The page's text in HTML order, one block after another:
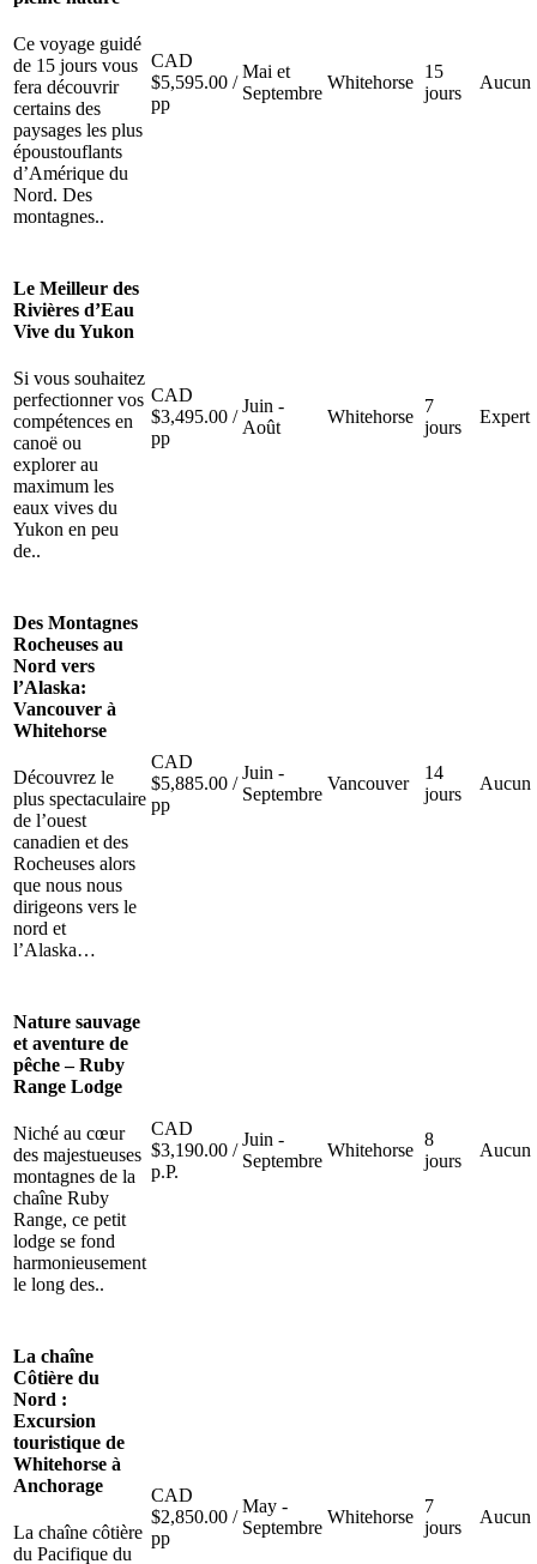
Ce voyage guidé
de 15 jours vous
fera découvrir
certains des
paysages les plus
époustouflants
d’Amérique du
Nord. Des
montagnes..
CAD
$5,595.00 /
pp
Mai et
Septembre
Whitehorse
15
jours
Aucun
Le Meilleur des
Rivières d’Eau
Vive du Yukon
Si vous souhaitez
perfectionner vos
compétences en
canoë ou
explorer au
maximum les
eaux vives du
Yukon en peu
de..
CAD
$3,495.00 /
pp
Juin -
Août
Whitehorse
7
jours
Expert
Des Montagnes
Rocheuses au
Nord vers
l’Alaska:
Vancouver à
Whitehorse
Découvrez le
plus spectaculaire
de l’ouest
canadien et des
Rocheuses alors
que nous nous
dirigeons vers le
nord et
l’Alaska…
CAD
$5,885.00 /
pp
Juin -
Septembre
Vancouver
14
jours
Aucun
Nature sauvage
et aventure de
pêche – Ruby
Range Lodge
Niché au cœur
des majestueuses
montagnes de la
chaîne Ruby
Range, ce petit
lodge se fond
harmonieusement
le long des..
CAD
$3,190.00 /
p.P.
Juin -
Septembre
Whitehorse
8
jours
Aucun
La chaîne
Côtière du
Nord :
Excursion
touristique de
Whitehorse à
Anchorage
La chaîne côtière
du Pacifique du
CAD
$2,850.00 /
pp
May -
Septembre
Whitehorse
7
jours
Aucun